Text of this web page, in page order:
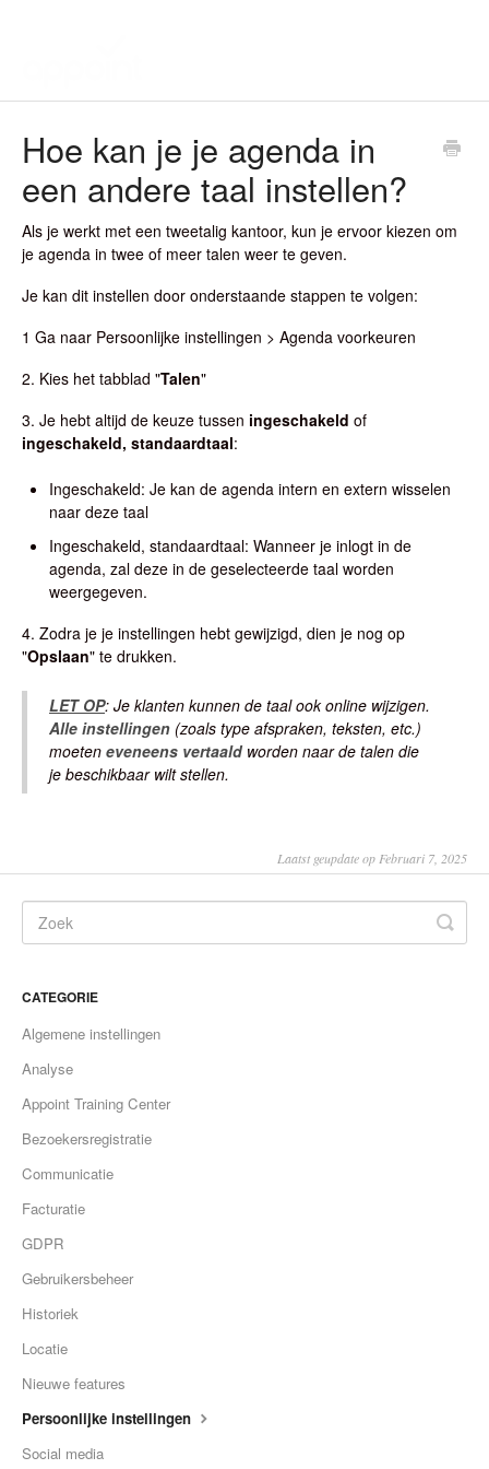
Hoe kan je je agenda in
een andere taal instellen?
Als je werkt met een tweetalig kantoor, kun je ervoor kiezen om
je agenda in twee of meer talen weer te geven.
Je kan dit instellen door onderstaande stappen te volgen:
1 Ga naar Persoonlijke instellingen > Agenda voorkeuren
2. Kies het tabblad "Talen"
3. Je hebt altijd de keuze tussen ingeschakeld of
ingeschakeld, standaardtaal:
Ingeschakeld: Je kan de agenda intern en extern wisselen
naar deze taal
Ingeschakeld, standaardtaal: Wanneer je inlogt in de
agenda, zal deze in de geselecteerde taal worden
weergegeven.
4. Zodra je je instellingen hebt gewijzigd, dien je nog op
"Opslaan" te drukken.
LET OP: Je klanten kunnen de taal ook online wijzigen.
Alle instellingen (zoals type afspraken, teksten, etc.)
moeten eveneens vertaaldworden naar de talen die
je beschikbaar wilt stellen.
Laatst geupdate op Februari 7, 2025
CATEGORIE
Algemene instellingen
Analyse
Appoint Training Center
Bezoekersregistratie
Communicatie
Facturatie
GDPR
Gebruikersbeheer
Historiek
Locatie
Nieuwe features
Persoonlijke instellingen
Social media